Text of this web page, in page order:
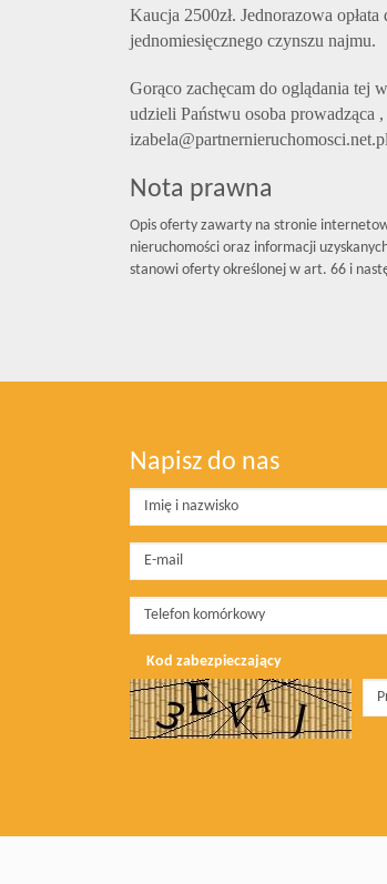
Kaucja 2500zł. Jednorazowa
jednomiesięcznego czynszu najmu.
Gorąco zachęcam do oglądania tej
udzieli Państwu osoba prowadząca
izabela@partnernieruchomosci.net.pl
Nota prawna
Opis oferty zawarty na stronie
nieruchomości oraz informacji
stanowi oferty określonej w art. 66 i
Napisz do nas
Kod zabezpieczający